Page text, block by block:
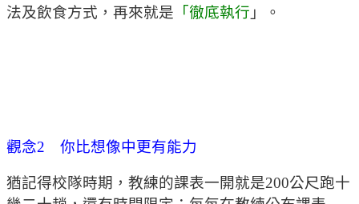
法及飲食方式，再來就是 「徹底執行 」。
觀念2 你比想像中更有能力
猶記得校隊時期，教練的課表一開就是200公尺跑十